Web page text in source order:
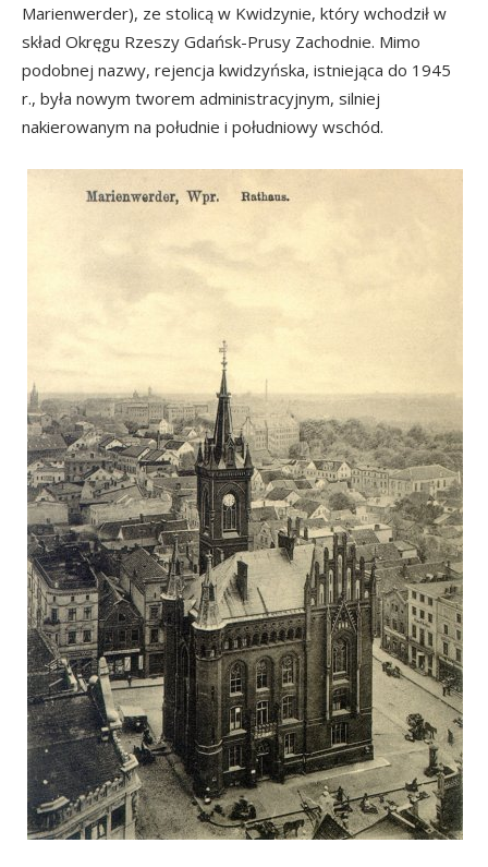
Marienwerder), ze stolicą w Kwidzynie, który wchodził w
skład Okręgu Rzeszy Gdańsk-Prusy Zachodnie. Mimo
podobnej nazwy, rejencja kwidzyńska, istniejąca do 1945
r., była nowym tworem administracyjnym, silniej
nakierowanym na południe i południowy wschód.